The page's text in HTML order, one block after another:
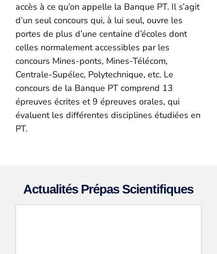
accès à ce qu’on appelle la Banque PT. Il s’agit
d’un seul concours qui, à lui seul, ouvre les
portes de plus d’une centaine d’écoles dont
celles normalement accessibles par les
concours Mines-ponts, Mines-Télécom,
Centrale-Supélec, Polytechnique, etc. Le
concours de la Banque PT comprend 13
épreuves écrites et 9 épreuves orales, qui
évaluent les différentes disciplines étudiées en
PT.
Actualités Prépas Scientifiques